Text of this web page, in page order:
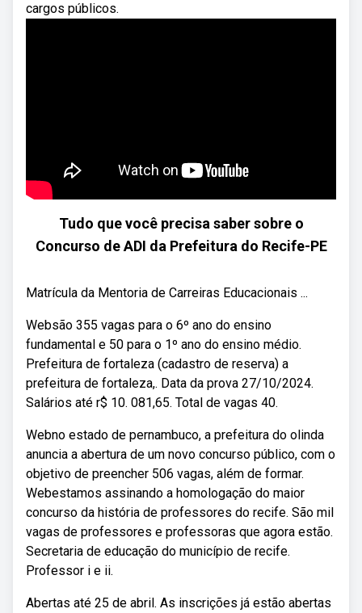
cargos públicos.
Tudo que você precisa saber sobre o
Concurso de ADI da Prefeitura do Recife-PE
Matrícula da Mentoria de Carreiras Educacionais ...
Websão 355 vagas para o 6º ano do ensino
fundamental e 50 para o 1º ano do ensino médio.
Prefeitura de fortaleza (cadastro de reserva) a
prefeitura de fortaleza,. Data da prova 27/10/2024.
Salários até r$ 10. 081,65. Total de vagas 40.
Webno estado de pernambuco, a prefeitura do olinda
anuncia a abertura de um novo concurso público, com o
objetivo de preencher 506 vagas, além de formar.
Webestamos assinando a homologação do maior
concurso da história de professores do recife. São mil
vagas de professores e professoras que agora estão.
Secretaria de educação do município de recife.
Professor i e ii.
Abertas até 25 de abril. As inscrições já estão abertas